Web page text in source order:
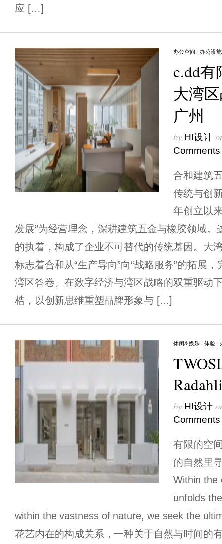
应 […]
办公空间 / 办公设施
c.dd有
大湾
广州
by HI设计
Comments
合和建筑
传统与创
年创立以
发展”为经营理念，深耕建筑五金与橡胶领域
的执着，构成了企业不可替代的传统基因。大
标志着合和从“生产导向”向“战略服务”的拓展，
湾区答卷。在数字经济与湾区战略的双重驱动
梏，以创新思维重塑品牌形象与 […]
休闲&娱乐 / 体验 /
by HI设计
Comments
有限的空
的自然里
Within the
unfolds
within the vastness of nature, we seek the
花艺内在的构成关系，一种关于自然与时间的